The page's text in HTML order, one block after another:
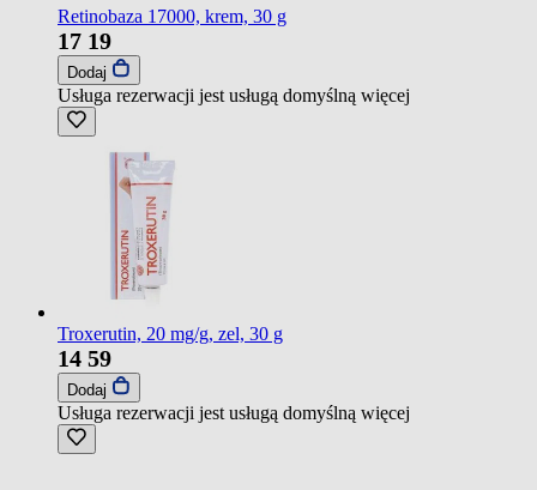
Retinobaza 17000, krem, 30 g
17 19
Dodaj
Usługa rezerwacji jest usługą domyślną więcej
Troxerutin, 20 mg/g, zel, 30 g
14 59
Dodaj
Usługa rezerwacji jest usługą domyślną więcej